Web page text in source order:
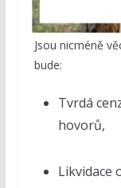
Jsou nicméně
bude:
Tvrdá
hovorů,
Likvidace